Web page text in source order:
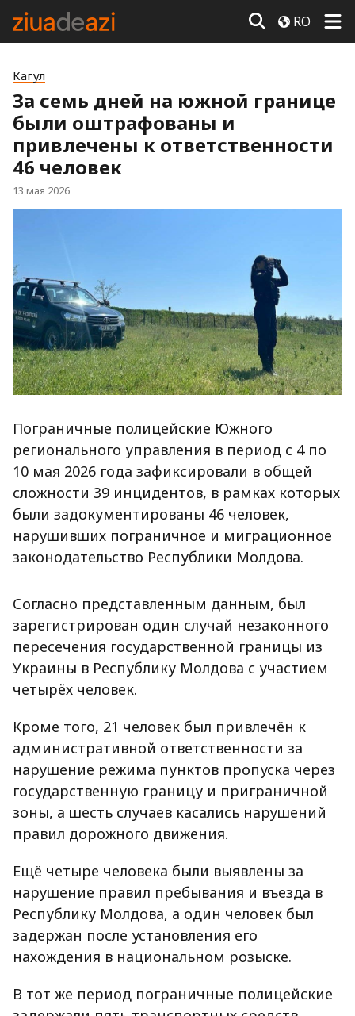
RO
Кагул
За семь дней на южной границе
были оштрафованы и
привлечены к ответственности
46 человек
13 мая 2026
Пограничные полицейские Южного
регионального управления в период с 4 по
10 мая 2026 года зафиксировали в общей
сложности 39 инцидентов, в рамках которых
были задокументированы 46 человек,
нарушивших пограничное и миграционное
законодательство Республики Молдова.
Согласно представленным данным, был
зарегистрирован один случай незаконного
пересечения государственной границы из
Украины в Республику Молдова с участием
четырёх человек.
Кроме того, 21 человек был привлечён к
административной ответственности за
нарушение режима пунктов пропуска через
государственную границу и приграничной
зоны, а шесть случаев касались нарушений
правил дорожного движения.
Ещё четыре человека были выявлены за
нарушение правил пребывания и въезда в
Республику Молдова, а один человек был
задержан после установления его
нахождения в национальном розыске.
В тот же период пограничные полицейские